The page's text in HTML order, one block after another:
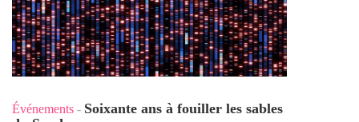
Événements - Soixante ans à fouiller les sables